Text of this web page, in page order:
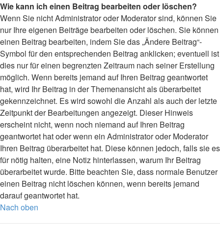
Wie kann ich einen Beitrag bearbeiten oder löschen?
Wenn Sie nicht Administrator oder Moderator sind, können Sie
nur Ihre eigenen Beiträge bearbeiten oder löschen. Sie können
einen Beitrag bearbeiten, indem Sie das „Ändere Beitrag“-
Symbol für den entsprechenden Beitrag anklicken; eventuell ist
dies nur für einen begrenzten Zeitraum nach seiner Erstellung
möglich. Wenn bereits jemand auf Ihren Beitrag geantwortet
hat, wird Ihr Beitrag in der Themenansicht als überarbeitet
gekennzeichnet. Es wird sowohl die Anzahl als auch der letzte
Zeitpunkt der Bearbeitungen angezeigt. Dieser Hinweis
erscheint nicht, wenn noch niemand auf Ihren Beitrag
geantwortet hat oder wenn ein Administrator oder Moderator
Ihren Beitrag überarbeitet hat. Diese können jedoch, falls sie es
für nötig halten, eine Notiz hinterlassen, warum Ihr Beitrag
überarbeitet wurde. Bitte beachten Sie, dass normale Benutzer
einen Beitrag nicht löschen können, wenn bereits jemand
darauf geantwortet hat.
Nach oben